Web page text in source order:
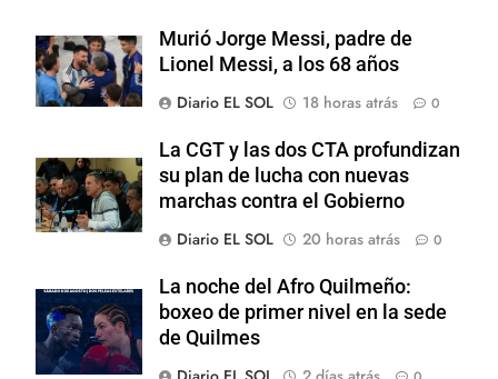
Murió Jorge Messi, padre de
Lionel Messi, a los 68 años
Diario EL SOL
18 horas atrás 0
La CGT y las dos CTA profundizan
su plan de lucha con nuevas
marchas contra el Gobierno
Diario EL SOL
20 horas atrás 0
La noche del Afro Quilmeño:
boxeo de primer nivel en la sede
de Quilmes